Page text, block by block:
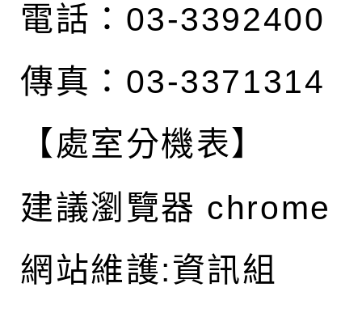
電話：03-3392400
傳真：03-3371314
【處室分機表】
建議瀏覽器 chrome
網站維護:資訊組